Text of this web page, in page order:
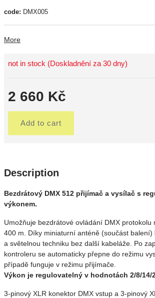
code: DMX005
More
not in stock (Doskladnění za 30 dny)
2 660 Kč
Add to cart
Description
Bezdrátový DMX 512 přijímač a vysílač s
výkonem.
Umožňuje bezdrátové ovládání DMX protokolu
400 m. Díky miniaturní anténě (součást balení)
a světelnou techniku bez další kabeláže. Po
kontroleru se automaticky přepne do režimu
případě funguje v režimu přijímače.
Výkon je regulovatelný v hodnotách 2/8/14/
3-pinový XLR konektor DMX vstup a 3-pinový